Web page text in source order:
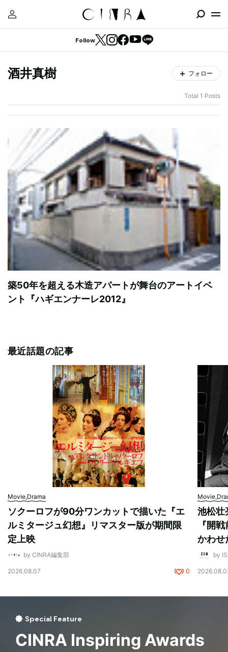
Follow
酒井真樹 フォロー
Total 1 Posts
築50年を超える木造アパートが舞台のアートイベ
ント『ハギエンナーレ2012』
最近話題の記事
Movie,Drama
ソクーロフが90分ワンカットで描いた『エ
ルミタージュ幻想』リマスター版が期間限
定上映
by CINRA編集部
2026.08.07 0
池松壮
『開
かわせ
by
Special Feature
CINRA Inspiring Awards